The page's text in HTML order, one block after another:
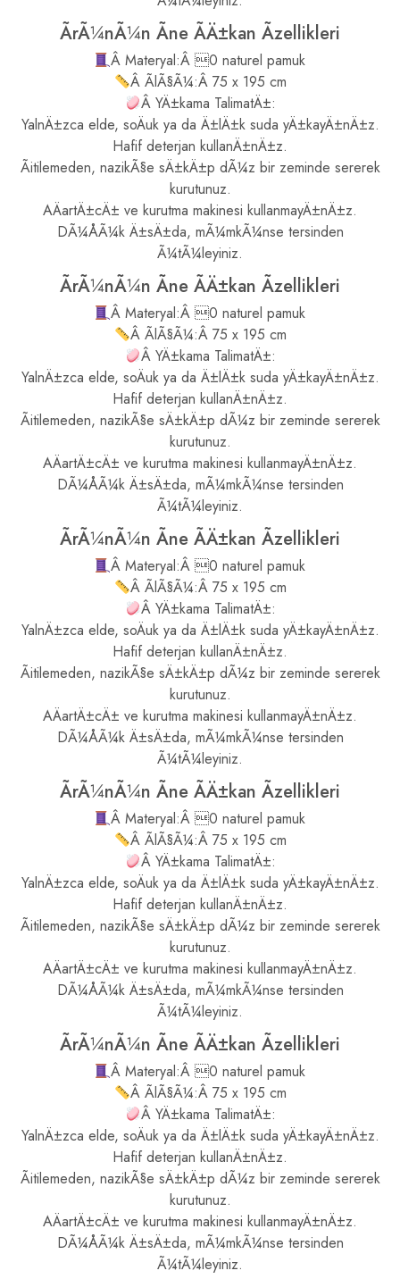
ÃrÃ¼nÃ¼n Ãne ÃÄ±kan Ãzellikleri
Â Materyal:Â 0 naturel pamuk
Â ÃlÃ§Ã¼:Â 75 x 195 cm
Â YÄ±kama TalimatÄ±:
YalnÄ±zca elde, soÄuk ya da Ä±lÄ±k suda yÄ±kayÄ±nÄ±z.
Hafif deterjan kullanÄ±nÄ±z.
Ãitilemeden, nazikÃ§e sÄ±kÄ±p dÃ¼z bir zeminde sererek
kurutunuz.
AÄartÄ±cÄ± ve kurutma makinesi kullanmayÄ±nÄ±z.
DÃ¼ÅÃ¼k Ä±sÄ±da, mÃ¼mkÃ¼nse tersinden
Ã¼tÃ¼leyiniz.
ÃrÃ¼nÃ¼n Ãne ÃÄ±kan Ãzellikleri
Â Materyal:Â 0 naturel pamuk
Â ÃlÃ§Ã¼:Â 75 x 195 cm
Â YÄ±kama TalimatÄ±:
YalnÄ±zca elde, soÄuk ya da Ä±lÄ±k suda yÄ±kayÄ±nÄ±z.
Hafif deterjan kullanÄ±nÄ±z.
Ãitilemeden, nazikÃ§e sÄ±kÄ±p dÃ¼z bir zeminde sererek
kurutunuz.
AÄartÄ±cÄ± ve kurutma makinesi kullanmayÄ±nÄ±z.
DÃ¼ÅÃ¼k Ä±sÄ±da, mÃ¼mkÃ¼nse tersinden
Ã¼tÃ¼leyiniz.
ÃrÃ¼nÃ¼n Ãne ÃÄ±kan Ãzellikleri
Â Materyal:Â 0 naturel pamuk
Â ÃlÃ§Ã¼:Â 75 x 195 cm
Â YÄ±kama TalimatÄ±:
YalnÄ±zca elde, soÄuk ya da Ä±lÄ±k suda yÄ±kayÄ±nÄ±z.
Hafif deterjan kullanÄ±nÄ±z.
Ãitilemeden, nazikÃ§e sÄ±kÄ±p dÃ¼z bir zeminde sererek
kurutunuz.
AÄartÄ±cÄ± ve kurutma makinesi kullanmayÄ±nÄ±z.
DÃ¼ÅÃ¼k Ä±sÄ±da, mÃ¼mkÃ¼nse tersinden
Ã¼tÃ¼leyiniz.
ÃrÃ¼nÃ¼n Ãne ÃÄ±kan Ãzellikleri
Â Materyal:Â 0 naturel pamuk
Â ÃlÃ§Ã¼:Â 75 x 195 cm
Â YÄ±kama TalimatÄ±:
YalnÄ±zca elde, soÄuk ya da Ä±lÄ±k suda yÄ±kayÄ±nÄ±z.
Hafif deterjan kullanÄ±nÄ±z.
Ãitilemeden, nazikÃ§e sÄ±kÄ±p dÃ¼z bir zeminde sererek
kurutunuz.
AÄartÄ±cÄ± ve kurutma makinesi kullanmayÄ±nÄ±z.
DÃ¼ÅÃ¼k Ä±sÄ±da, mÃ¼mkÃ¼nse tersinden
Ã¼tÃ¼leyiniz.
ÃrÃ¼nÃ¼n Ãne ÃÄ±kan Ãzellikleri
Â Materyal:Â 0 naturel pamuk
Â ÃlÃ§Ã¼:Â 75 x 195 cm
Â YÄ±kama TalimatÄ±:
YalnÄ±zca elde, soÄuk ya da Ä±lÄ±k suda yÄ±kayÄ±nÄ±z.
Hafif deterjan kullanÄ±nÄ±z.
Ãitilemeden, nazikÃ§e sÄ±kÄ±p dÃ¼z bir zeminde sererek
kurutunuz.
AÄartÄ±cÄ± ve kurutma makinesi kullanmayÄ±nÄ±z.
DÃ¼ÅÃ¼k Ä±sÄ±da, mÃ¼mkÃ¼nse tersinden
Ã¼tÃ¼leyiniz.